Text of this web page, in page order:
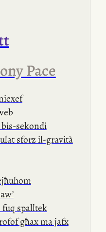
Pace
sekondi
sforz il-gravità
spalltek
għax ma jafx
, kulma nsib hu
Inqum.